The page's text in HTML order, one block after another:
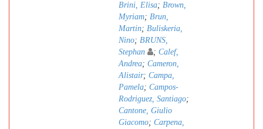
Brini, Elisa; Brown,
Myriam; Brun,
Martin; Buliskeria,
Nino; BRUNS,
Stephan
; Calef,
Andrea; Cameron,
Alistair; Campa,
Pamela; Campos-
Rodriguez, Santiago;
Cantone, Giulio
Giacomo; Carpena,